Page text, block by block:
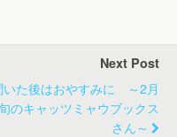
Next Post
いた後はおやすみに ～2月
のキャッツミャウブックス
さん～